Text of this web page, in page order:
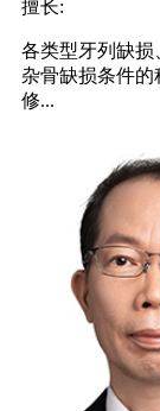
擅长:
各类型牙列缺损
杂骨缺损条件的
修...